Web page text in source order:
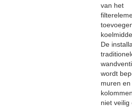
van het
De
wordt
muren en
niet veilig